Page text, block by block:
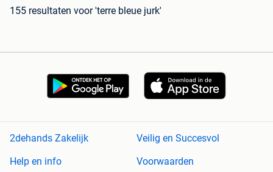
155 resultaten voor 'terre bleue jurk'
2dehands Zakelijk
Veilig en Succesvol
Help en info
Voorwaarden